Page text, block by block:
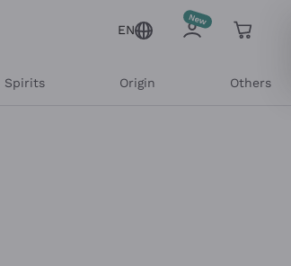
EN
Spirits Origin Others